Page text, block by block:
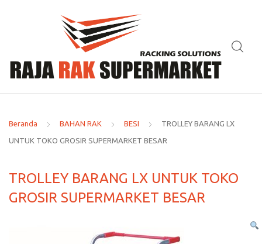
Beranda BAHAN RAK BESI TROLLEY BARANG LX
UNTUK TOKO GROSIR SUPERMARKET BESAR
TROLLEY BARANG LX UNTUK TOKO
GROSIR SUPERMARKET BESAR